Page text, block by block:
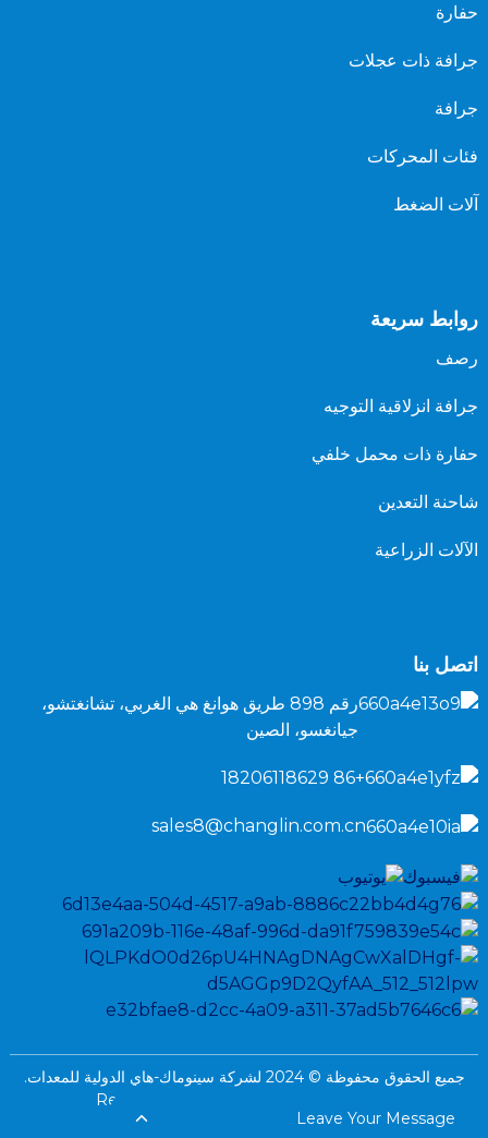
حفارة
جرافة ذات عجلات
جرافة
فئات المحركات
آلات الضغط
روابط سريعة
رصف
جرافة انزلاقية التوجيه
حفارة ذات محمل خلفي
شاحنة التعدين
الآلات الزراعية
اتصل بنا
رقم 898 طريق هوانغ هي الغربي، تشانغتشو،
جيانغسو، الصين
+86 18206118629
sales8@changlin.com.cn
جميع الحقوق محفوظة © 2024 لشركة سينوماك-هاي الدولية للمعدات.
Resource
Leave Your Message